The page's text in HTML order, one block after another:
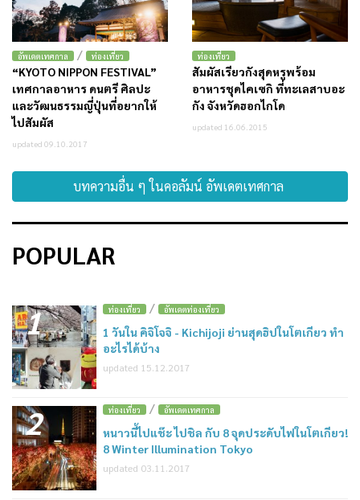
อัพเดตเทศกาล / ท่องเที่ยว
“KYOTO NIPPON FESTIVAL”
เทศกาลอาหาร ดนตรี ศิลปะ
และวัฒนธรรมญี่ปุ่นที่อยากให้
ไปสัมผัส
updated 09.10.2017
ท่องเที่ยว
สัมผัสเรียวกังสุดหรูพร้อม
อาหารชุดไคเซกิ ที่ทะเลสาบอะ
กัง จังหวัดฮอกไกโด
updated 16.06.2015
บทความอื่น ๆ ในคอลัมน์ อัพเดตเทศกาล
POPULAR
1 ท่องเที่ยว / อัพเดตท่องเที่ยว
1 วันใน คิจิโจจิ - Kichijoji ย่านสุดฮิปในโตเกียว ทำ
อะไรได้บ้าง
updated 15.12.2017
2 ท่องเที่ยว / อัพเดตเทศกาล
หนาวนี้ไปแช๊ะ ไปชิล กับ 8 จุดประดับไฟในโตเกียว!
8 Winter Illumination Tokyo
updated 03.11.2017